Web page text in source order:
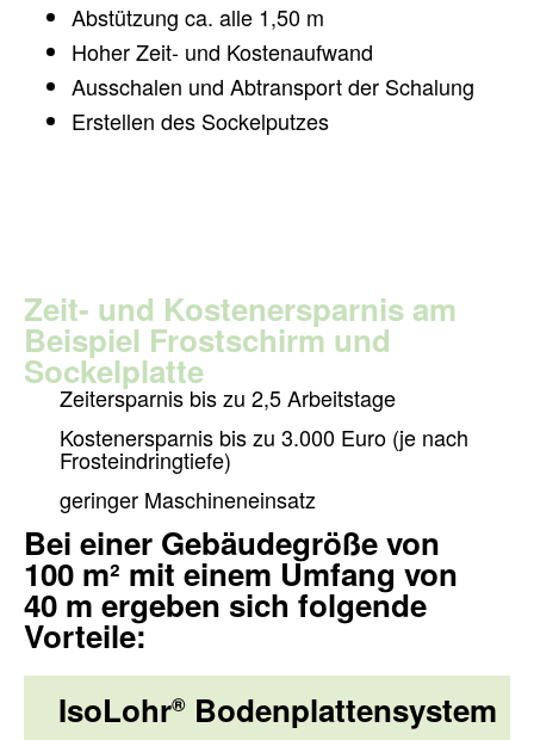
Abstützung ca. alle 1,50 m
Hoher Zeit- und Kostenaufwand
Ausschalen und Abtransport der Schalung
Erstellen des Sockelputzes
Zeit- und Kostenersparnis am
Beispiel Frostschirm und
Sockelplatte
Zeitersparnis bis zu 2,5 Arbeitstage
Kostenersparnis bis zu 3.000 Euro (je nach
Frosteindringtiefe)
geringer Maschineneinsatz
Bei einer Gebäudegröße von
100 m² mit einem Umfang von
40 m ergeben sich folgende
Vorteile:
IsoLohr® Bodenplattensystem